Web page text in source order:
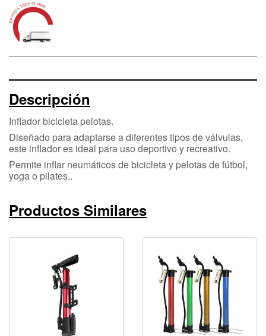
Descripción
Inflador bicicleta pelotas.
Diseñado para adaptarse a diferentes tipos de válvulas,
este inflador es ideal para uso deportivo y recreativo.
Permite inflar neumáticos de bicicleta y pelotas de fútbol,
yoga o pilates..
Productos Similares